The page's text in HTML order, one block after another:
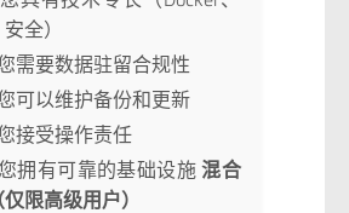
全）
需要数据驻留合规性
可以维护备份和更新
接受操作责任
拥有可靠的基础设施混合
限高级用户）